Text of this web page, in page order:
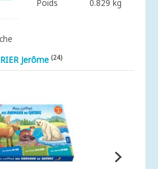
Poids
0.829 kg
Jerôme (24)